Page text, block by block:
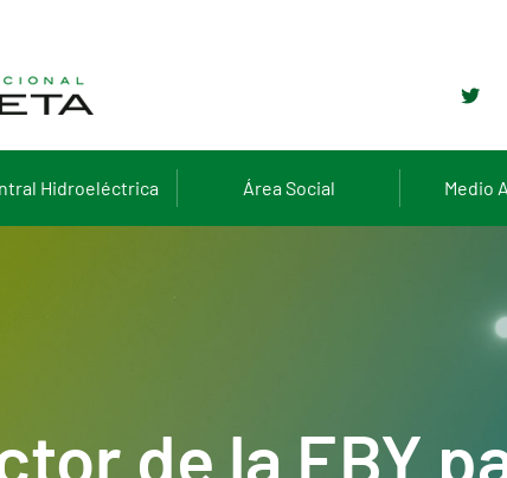
Hidroeléctrica Área Social Medio
de la EBY